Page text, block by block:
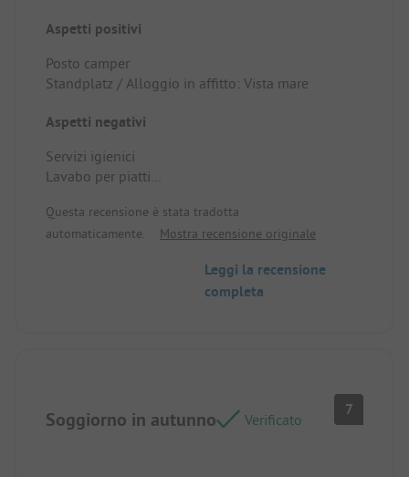
Aspetti positivi
Posto camper
Standplatz / Alloggio in affitto: Vista mare
Aspetti negativi
Servizi igienici
Lavabo per piatti
Pulizia
Standplatz / Alloggio in affitto: Rinnovare i
Questa recensione è stata tradotta
automaticamente.
Mostra recensione originale
Leggi la recensione
completa
Soggiorno in autunno Verificato
7